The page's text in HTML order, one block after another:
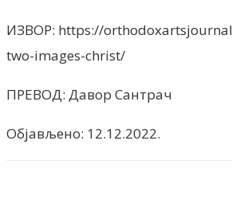
ИЗВОР: https://
two-images-christ/
ПРЕВОД: Давор Сантрач
Објављено: 12.12.2022.